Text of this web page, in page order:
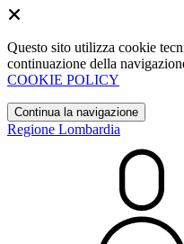
Questo sito utilizza cookie
continuazione della
COOKIE POLICY
Continua la navigazione
Regione Lombardia